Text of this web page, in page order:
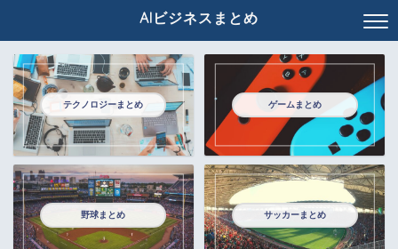
AIビジネスまとめ
テクノロジーまとめ ゲームまとめ
野球まとめ サッカーまとめ